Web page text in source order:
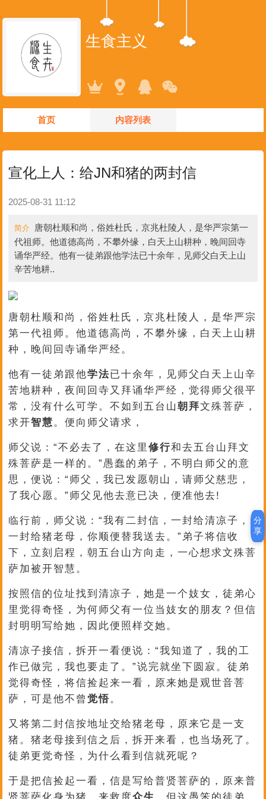
生食主义
首页 内容列表
宣化上人：给JN和猪的两封信
2025-08-31 11:12
简介
唐朝杜顺和尚，俗姓杜氏，京兆杜陵人，是华严宗第一
代祖师。他道德高尚，不攀外缘，白天上山耕种，晚间回寺
诵华严经。他有一徒弟跟他学法已十余年，见师父白天上山
辛苦地耕..
唐朝杜顺和尚，俗姓杜氏，京兆杜陵人，是华严宗
第一代祖师。他道德高尚，不攀外缘，白天上山耕
种，晚间回寺诵华严经。
他有一徒弟跟他学法已十余年，见师父白天上山辛
苦地耕种，夜间回寺又拜诵华严经，觉得师父很平
常，没有什么可学。不如到五台山朝拜文殊菩萨，
求开智慧。便向师父请求，
师父说：“不必去了，在这里修行和去五台山拜文
殊菩萨是一样的。”愚蠢的弟子，不明白师父的意
思，便说：“师父，我已发愿朝山，请师父慈悲，
了我心愿。”师父见他去意已决，便准他去!
临行前，师父说：“我有二封信，一封给清凉子，
一封给猪老母，你顺便替我送去。”弟子将信收
下，立刻启程，朝五台山方向走，一心想求文殊菩
萨加被开智慧。
按照信的位址找到清凉子，她是一个妓女，徒弟心
里觉得奇怪，为何师父有一位当妓女的朋友？但信
封明明写给她，因此便照样交她。
清凉子接信，拆开一看便说：“我知道了，我的工
作已做完，我也要走了。”说完就坐下圆寂。徒弟
觉得奇怪，将信捡起来一看，原来她是观世音菩
萨，可是他不曾 觉悟。
又将第二封信按地址交给猪老母，原来它是一支
猪。猪老母接到信之后，拆开来看，也当场死了。
徒弟更觉奇怪，为什么看到信就死呢？
于是把信捡起一看，信是写给普贤菩萨的，原来普
分
享